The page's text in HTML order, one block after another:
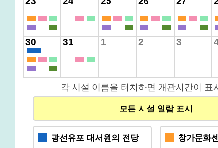
30 31 1 2 3
각 시설 이름을 터치하면 개관시간이 표
모든 시설 일람 표시
광선유포 대서원의 전당 창가문화